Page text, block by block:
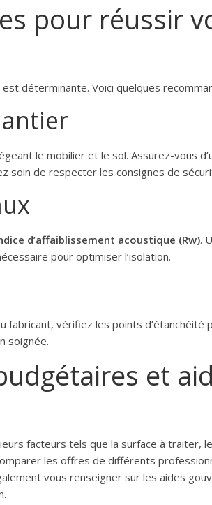
pour réussir
déterminante. Voici quelques
le mobilier et le sol. Assurez-vous
soin de respecter les consignes de
d’affaiblissement acoustique (Rw).
pour optimiser l’isolation.
fabricant, vérifiez les points d’étanchéité
soignée.
et
facteurs tels que la surface à traiter,
les offres de différents
vous renseigner sur les aides